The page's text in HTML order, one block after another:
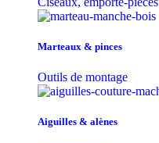
Marteaux & pinces
Outils de montage
Aiguilles & alènes